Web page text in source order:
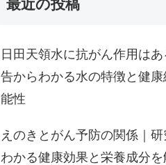
最近の投稿
日田天領水に抗がん作用は
告からわかる水の特徴と健
能性
えのきとがん予防の関係｜研
わかる健康効果と栄養成分を